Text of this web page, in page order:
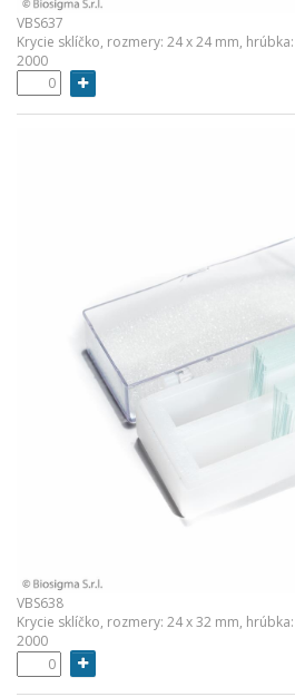
VBS637
Krycie sklíčko, rozmery: 24 x 24 mm,
2000
VBS638
Krycie sklíčko, rozmery: 24 x 32 mm,
2000